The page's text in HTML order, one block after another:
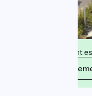
Cet établissement
Voir ses